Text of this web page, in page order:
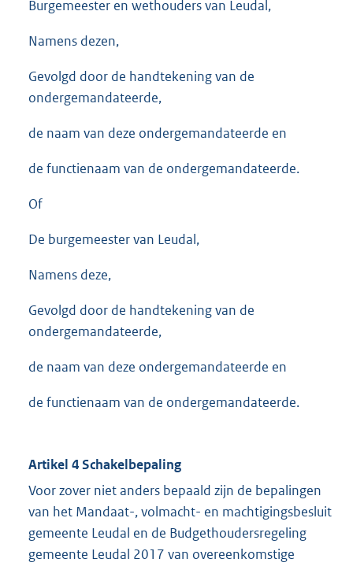
Burgemeester en wethouders van Leudal,
Namens dezen,
Gevolgd door de handtekening van de
ondergemandateerde,
de naam van deze ondergemandateerde en
de functienaam van de ondergemandateerde.
Of
De burgemeester van Leudal,
Namens deze,
Gevolgd door de handtekening van de
ondergemandateerde,
de naam van deze ondergemandateerde en
de functienaam van de ondergemandateerde.
Artikel 4 Schakelbepaling
Voor zover niet anders bepaald zijn de bepalingen
van het Mandaat-, volmacht- en machtigingsbesluit
gemeente Leudal en de Budgethoudersregeling
gemeente Leudal 2017 van overeenkomstige